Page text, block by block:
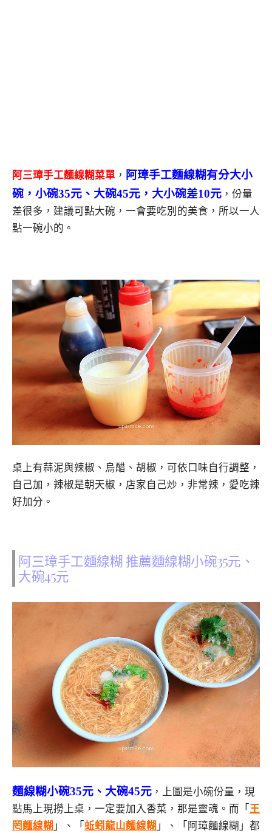
阿三璋手工麵線糊菜單 ， 阿璋手工麵線糊有分大小
碗，小碗35元、大碗45元，大小碗差10元 ，份量
差很多，建議可點大碗，一會要吃別的美食，所以一人
點一碗小的。
桌上有蒜泥與辣椒、烏醋、胡椒，可依口味自行調整，
自己加，辣椒是朝天椒，店家自己炒，非常辣，愛吃辣
好加分。
阿三璋手工麵線糊 推薦麵線糊小碗35元、
大碗45元
麵線糊小碗35元、大碗45元 ，上圖是小碗份量，現
點馬上現撈上桌，一定要加入香菜，那是靈魂。而「 王
罔麵線糊 」、「 蚯蚓龍山麵線糊 」、「阿璋麵線糊」都